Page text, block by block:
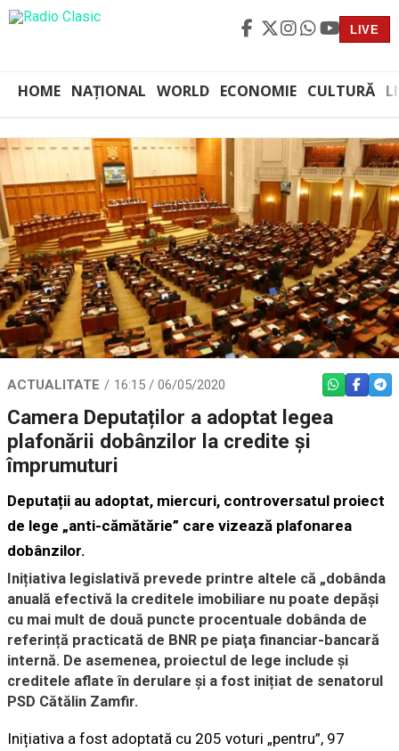
LIVE
HOME NAȚIONAL WORLD ECONOMIE CULTURĂ
ACTUALITATE 16:15 / 06/05/2020 WHATSAPP
Camera Deputaților a adoptat legea
plafonării dobânzilor la credite și
împrumuturi
Deputații au adoptat, miercuri, controversatul proiect
de lege „anti-cămătărie” care vizează plafonarea
dobânzilor.
Inițiativa legislativă prevede printre altele că „dobânda
anuală efectivă la creditele imobiliare nu poate depăşi
cu mai mult de două puncte procentuale dobânda de
referință practicată de BNR pe piaţa financiar-bancară
internă. De asemenea, proiectul de lege include și
creditele aflate în derulare și a fost inițiat de senatorul
PSD Cătălin Zamfir.
Inițiativa a fost adoptată cu 205 voturi „pentru”, 97